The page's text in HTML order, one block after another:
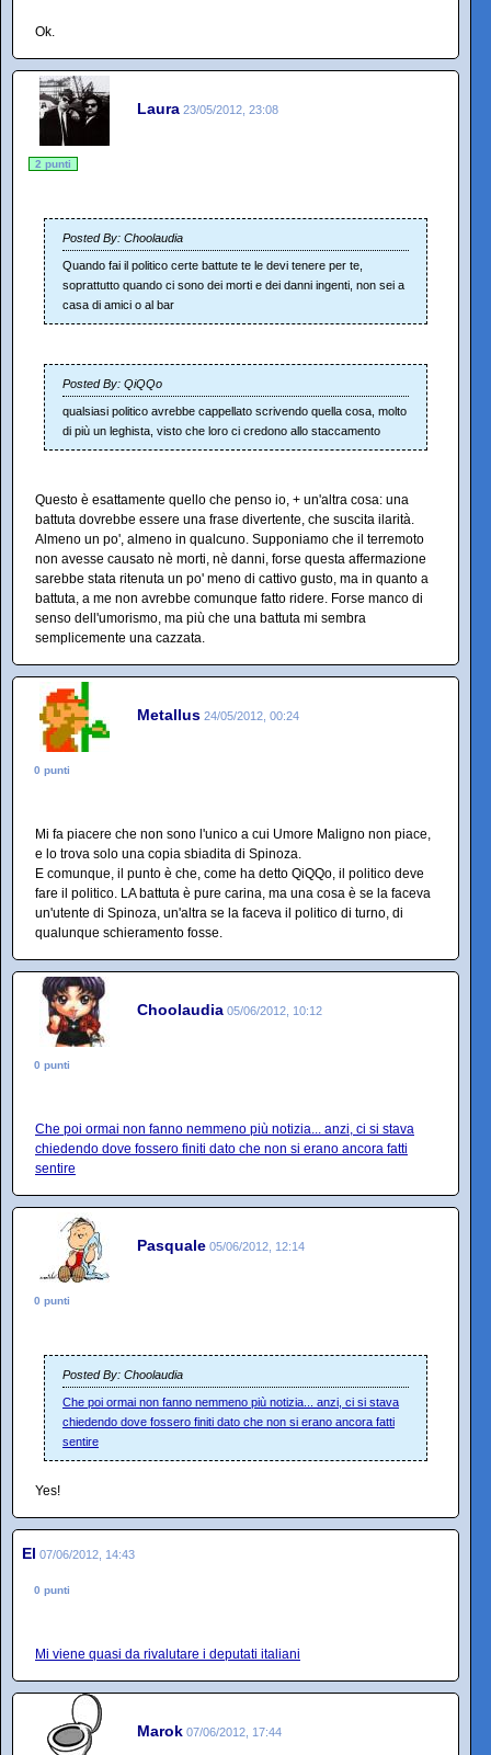
Ok.
Laura 23/05/2012, 23:08
2 punti
Posted By: Choolaudia
Quando fai il politico certe battute te le devi tenere per te,
soprattutto quando ci sono dei morti e dei danni ingenti, non sei a
casa di amici o al bar
Posted By: QiQQo
qualsiasi politico avrebbe cappellato scrivendo quella cosa, molto
di più un leghista, visto che loro ci credono allo staccamento
Questo è esattamente quello che penso io, + un'altra cosa: una
battuta dovrebbe essere una frase divertente, che suscita ilarità.
Almeno un po', almeno in qualcuno. Supponiamo che il terremoto
non avesse causato nè morti, nè danni, forse questa affermazione
sarebbe stata ritenuta un po' meno di cattivo gusto, ma in quanto a
battuta, a me non avrebbe comunque fatto ridere. Forse manco di
senso dell'umorismo, ma più che una battuta mi sembra
semplicemente una cazzata.
Metallus 24/05/2012, 00:24
0 punti
Mi fa piacere che non sono l'unico a cui Umore Maligno non piace,
e lo trova solo una copia sbiadita di Spinoza.
E comunque, il punto è che, come ha detto QiQQo, il politico deve
fare il politico. LA battuta è pure carina, ma una cosa è se la faceva
un'utente di Spinoza, un'altra se la faceva il politico di turno, di
qualunque schieramento fosse.
Choolaudia 05/06/2012, 10:12
0 punti
Che poi ormai non fanno nemmeno più notizia... anzi, ci si stava
chiedendo dove fossero finiti dato che non si erano ancora fatti
sentire
Pasquale 05/06/2012, 12:14
0 punti
Posted By: Choolaudia
Che poi ormai non fanno nemmeno più notizia... anzi, ci si stava
chiedendo dove fossero finiti dato che non si erano ancora fatti
sentire
Yes!
El 07/06/2012, 14:43
0 punti
Mi viene quasi da rivalutare i deputati italiani
Marok 07/06/2012, 17:44